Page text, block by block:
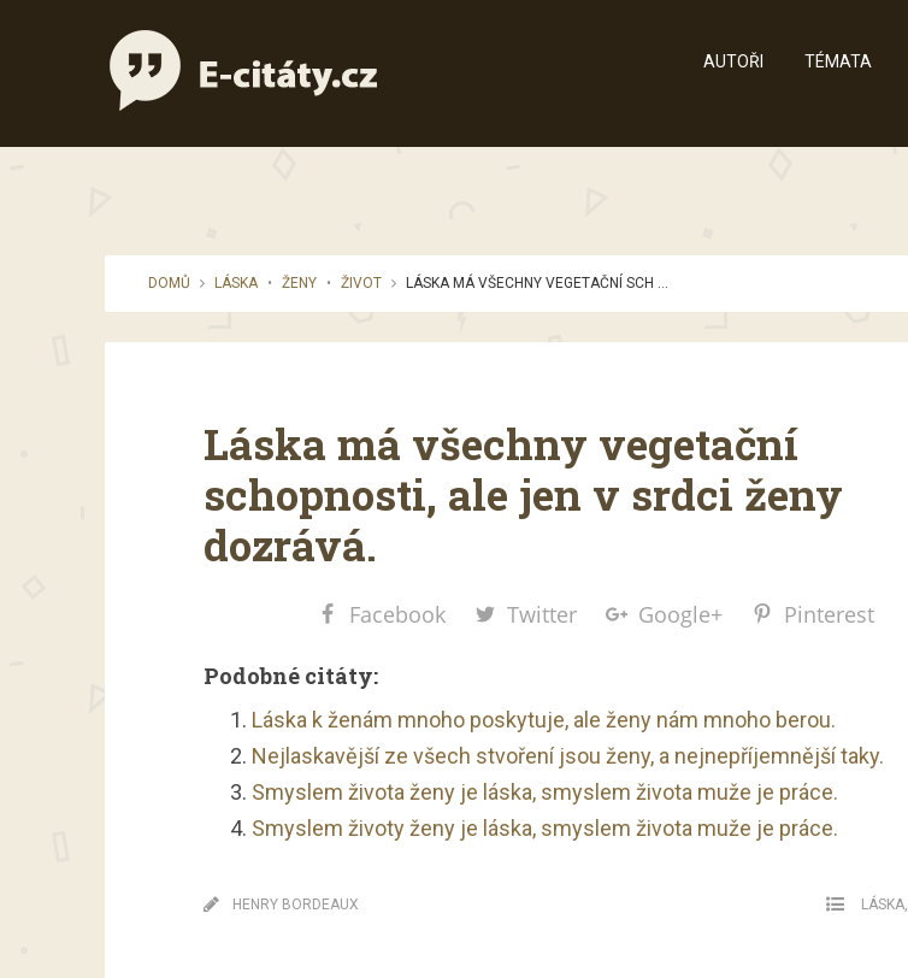
AUTOŘI TÉMATA
DOMŮ LÁSKA • ŽENY • ŽIVOT LÁSKA MÁ VŠECHNY VEGETAČNÍ SCH ...
Láska má všechny vegetační
schopnosti, ale jen v srdci ženy
dozrává.
Facebook Twitter Google+ Pinterest
Podobné citáty:
Láska k ženám mnoho poskytuje, ale ženy nám mnoho berou.
Nejlaskavější ze všech stvoření jsou ženy, a nejnepříjemnější taky.
Smyslem života ženy je láska, smyslem života muže je práce.
Smyslem životy ženy je láska, smyslem života muže je práce.
HENRY BORDEAUX LÁSKA,